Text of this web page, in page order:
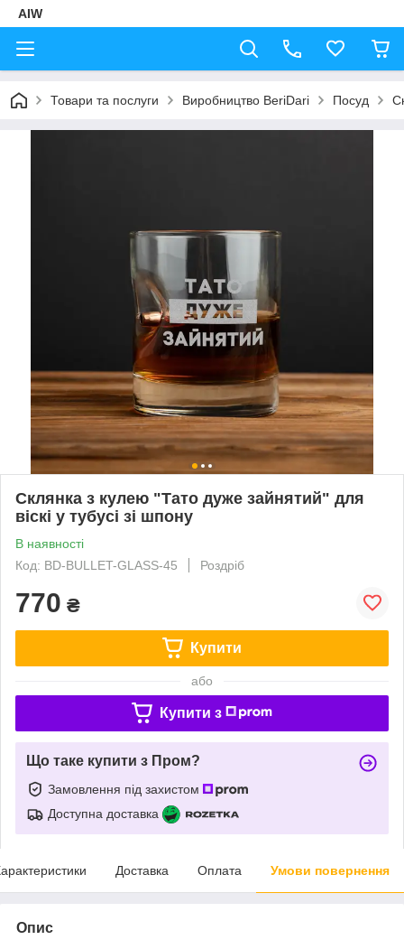
AIW
Товари та послуги Виробництво BeriDari Посуд
Склянка з кулею "Тато дуже зайнятий" для
віскі у тубусі зі шпону
В наявності
Код: BD-BULLET-GLASS-45
Роздріб
770 ₴
Купити
або
Купити з
Що таке купити з Пром?
Замовлення під захистом
Доступна доставка
Доставка Оплата Умови повернення
Опис